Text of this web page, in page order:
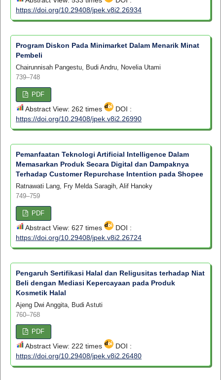
https://doi.org/10.29408/jpek.v8i2.26934
Program Diskon Pada Minimarket Dalam Menarik Minat
Pembeli
Chairunnisah Pangestu, Budi Andru, Novelia Utami
739–748
PDF
Abstract View: 262 times
DOI :
https://doi.org/10.29408/jpek.v8i2.26990
Pemanfaatan Teknologi Artificial Intelligence Dalam
Memasarkan Produk Secara Digital dan Dampaknya
Terhadap Customer Repurchase Intention pada Shopee
Ratnawati Lang, Fry Melda Saragih, Alif Hanoky
749–759
PDF
Abstract View: 627 times
DOI :
https://doi.org/10.29408/jpek.v8i2.26724
Pengaruh Sertifikasi Halal dan Religusitas terhadap Niat
Beli dengan Mediasi Kepercayaan pada Produk
Kosmetik Halal
Ajeng Dwi Anggita, Budi Astuti
760–768
PDF
Abstract View: 222 times
DOI :
https://doi.org/10.29408/jpek.v8i2.26480